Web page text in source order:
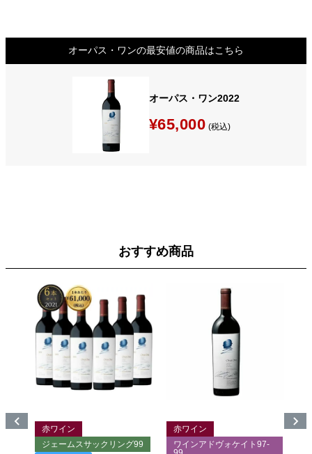
オーパス・ワンの最安値の商品はこちら
オーパス・ワン2022
¥65,000 (税込)
おすすめ商品
赤ワイン
ジェームスサックリング99
赤ワイン
ワインアドヴォケイト97-